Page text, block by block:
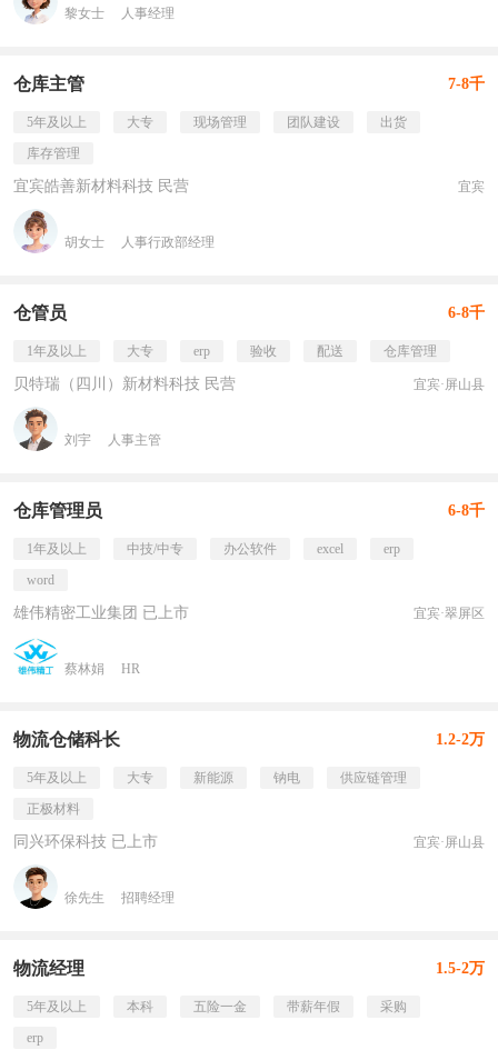
黎女士 人事经理
仓库主管 7-8千
5年及以上 大专 现场管理 团队建设
出货
库存管理
宜宾皓善新材料科技 民营 宜宾
胡女士 人事行政部经理
仓管员 6-8千
1年及以上 大专 erp 验收 配送 仓库管理
贝特瑞（四川）新材料科技 民营 宜宾·屏山县
刘宇 人事主管
仓库管理员 6-8千
1年及以上 中技/中专 办公软件 excel
erp
word
雄伟精密工业集团 已上市 宜宾·翠屏区
蔡林娟 HR
物流仓储科长 1.2-2万
5年及以上 大专 新能源 钠电
供应链管理
正极材料
同兴环保科技 已上市 宜宾·屏山县
徐先生 招聘经理
物流经理 1.5-2万
5年及以上 本科 五险一金 带薪年假
采购
erp